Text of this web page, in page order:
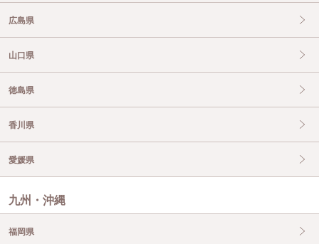
広島県
山口県
徳島県
香川県
愛媛県
九州・沖縄
福岡県